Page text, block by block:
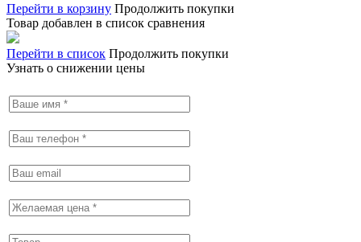
Перейти в корзину Продолжить покупки
Товар добавлен в список сравнения
Перейти в список Продолжить покупки
Узнать о снижении цены